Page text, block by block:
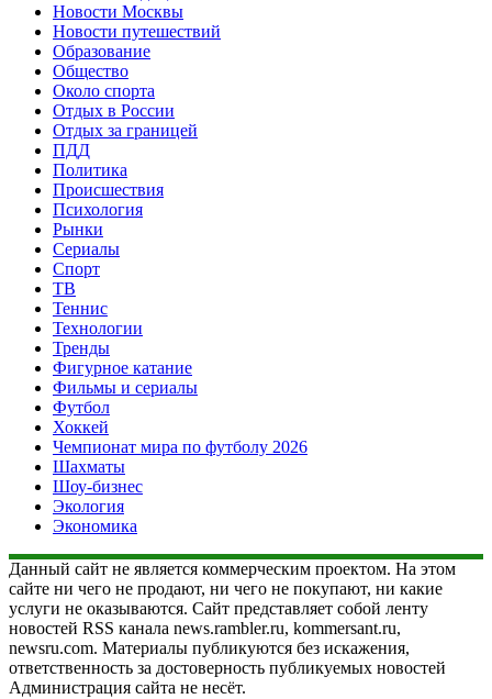
Новости Москвы
Новости путешествий
Образование
Общество
Около спорта
Отдых в России
Отдых за границей
ПДД
Политика
Происшествия
Психология
Рынки
Сериалы
Спорт
ТВ
Теннис
Технологии
Тренды
Фигурное катание
Фильмы и сериалы
Футбол
Хоккей
Чемпионат мира по футболу 2026
Шахматы
Шоу-бизнес
Экология
Экономика
Данный сайт не является коммерческим проектом. На этом
сайте ни чего не продают, ни чего не покупают, ни какие
услуги не оказываются. Сайт представляет собой ленту
новостей RSS канала news.rambler.ru, kommersant.ru,
newsru.com. Материалы публикуются без искажения,
ответственность за достоверность публикуемых новостей
Администрация сайта не несёт.